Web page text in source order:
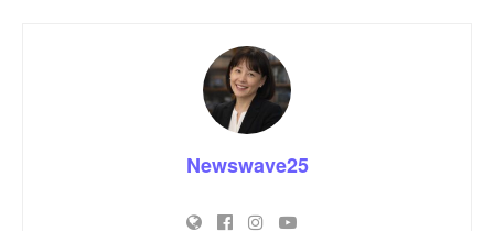
Newswave25